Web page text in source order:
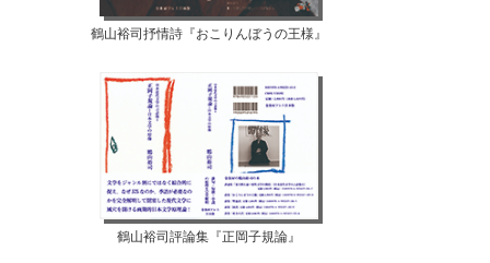
鶴山裕司抒情詩『おこりんぼうの王様』
鶴山裕司評論集『正岡子規論』